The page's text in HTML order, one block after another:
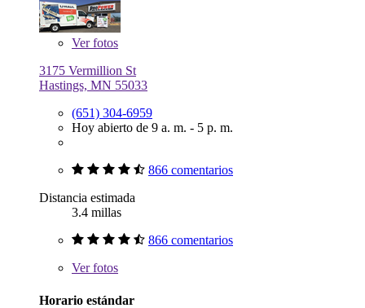
Verfotos
3175 Vermillion St
Hastings, MN 55033
(651) 304-6959
Hoy abierto de 9 a. m. - 5 p. m.
866 comentarios
Distancia estimada
3.4 millas
866 comentarios
Verfotos
Horario estándar